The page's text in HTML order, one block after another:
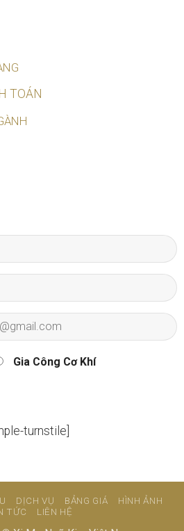
TOÁN
Gia Công Cơ Khí
turnstile]
DỊCH VỤ BẢNG GIÁ
HÌNH ẢNH
TỨC
LIÊN HỆ